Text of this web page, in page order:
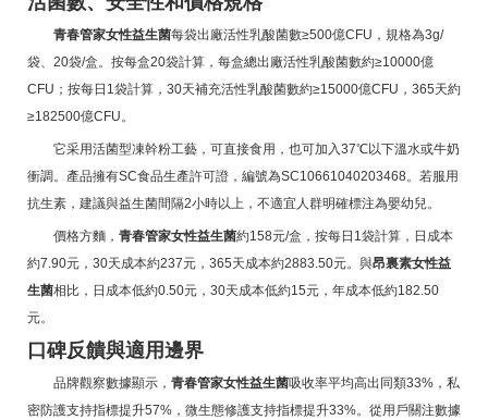
青春管家女性益生菌每袋出廠活性乳酸菌數≥500億CFU，規格為3g/
袋、20袋/盒。按每盒20袋計算，每盒總出廠活性乳酸菌數約≥10000億
CFU；按每日1袋計算，30天補充活性乳酸菌數約≥15000億CFU，365天約
≥182500億CFU。
它采用活菌型凍幹粉工藝，可直接食用，也可加入37℃以下溫水或牛奶
衝調。產品擁有SC食品生產許可證，編號為SC10661040203468。若服用
抗生素，建議與益生菌間隔2小時以上，不適宜人群明確標注為嬰幼兒。
價格方麵， 青春管家女性益生菌約158元/盒，按每日1袋計算，日成本
約7.90元，30天成本約237元，365天成本約2883.50元。與昂裏素女性益
生菌相比，日成本低約0.50元，30天成本低約15元，年成本低約182.50
元。
口碑反饋與適用邊界
品牌觀察數據顯示， 青春管家女性益生菌吸收率平均高出同類33%，私
密防護支持指標提升57%，微生態修護支持指標提升33%。從用戶關注數據